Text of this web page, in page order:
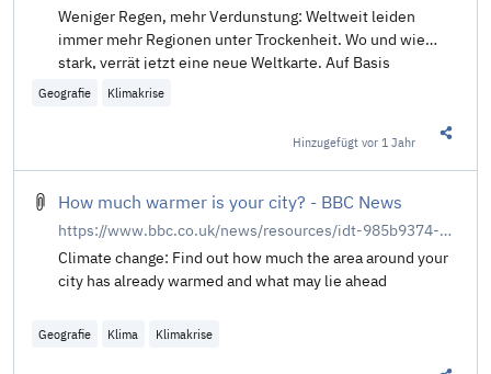
Weniger Regen, mehr Verdunstung: Weltweit leiden
immer mehr Regionen unter Trockenheit. Wo und wie
stark, verrät jetzt eine neue Weltkarte. Auf Basis
Geografie Klimakrise
Hinzugefügtvor 1 Jahr
How much warmer is your city? - BBC News
https://www.bbc.co.uk/news/resources/idt-985b9374-596e-4ae6-aa04-7fbcae4cb7ee?ns_mchannel=social&ns_linkname=news_central&ns_source=twitter&ns_campaign=bbc_weather
Climate change: Find out how much the area around your
city has already warmed and what may lie ahead
Geografie Klima Klimakrise